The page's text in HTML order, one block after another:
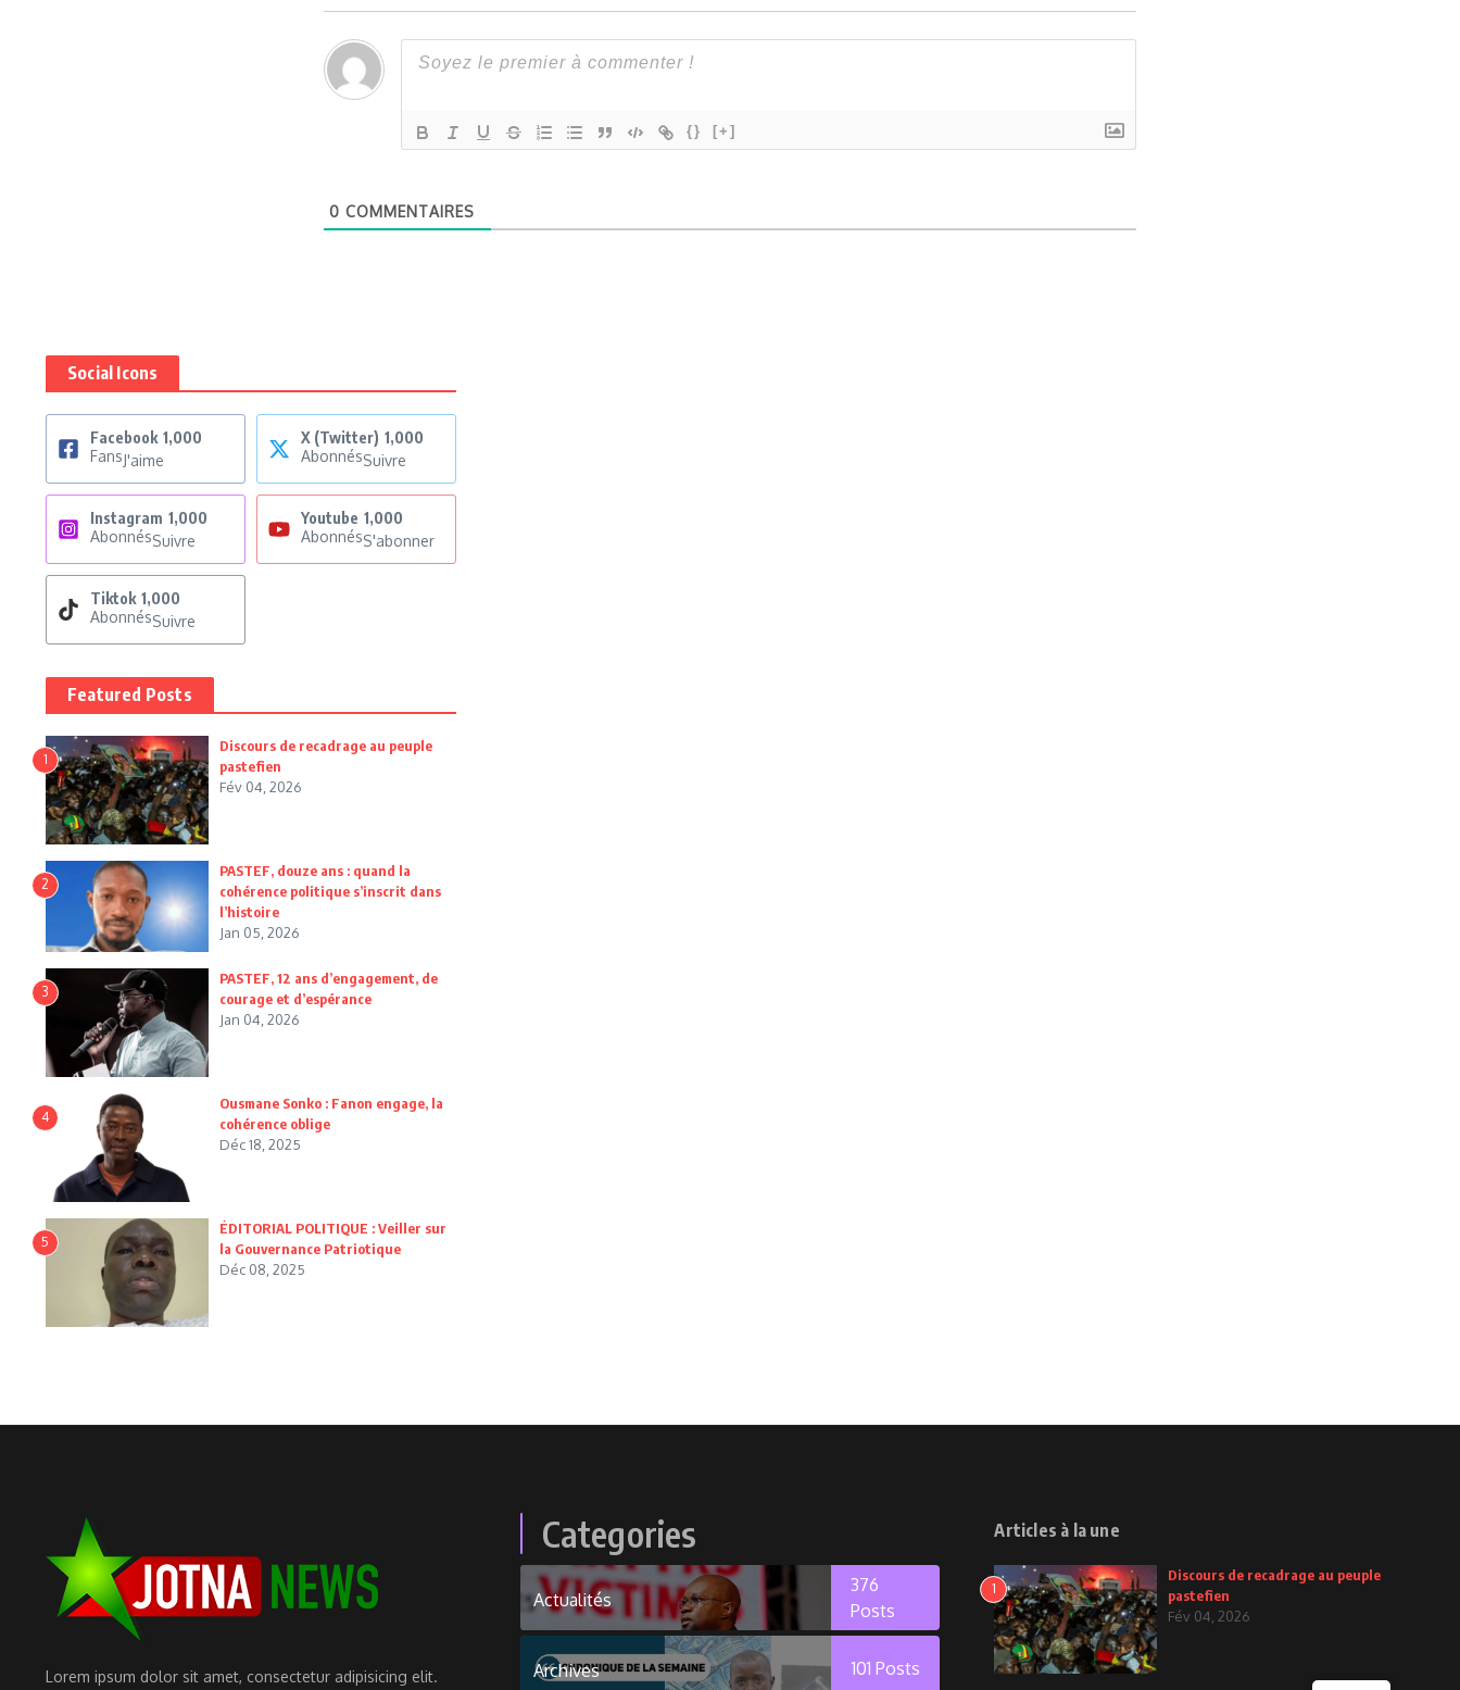
{} [+]
0 COMMENTAIRES
Social Icons
Facebook 1,000
FansJ'aime
X (Twitter) 1,000
AbonnésSuivre
Instagram 1,000
AbonnésSuivre
Youtube 1,000
AbonnésS'abonner
Tiktok 1,000
AbonnésSuivre
Featured Posts
1
Discours de recadrage au peuple
pastefien
Fév 04, 2026
2
PASTEF, douze ans : quand la
cohérence politique s’inscrit dans
l’histoire
Jan 05, 2026
3
PASTEF, 12 ans d’engagement, de
courage et d’espérance
Jan 04, 2026
4
Ousmane Sonko : Fanon engage, la
cohérence oblige
Déc 18, 2025
5
ÉDITORIAL POLITIQUE : Veiller sur
la Gouvernance Patriotique
Déc 08, 2025
Lorem ipsum dolor sit amet, consectetur adipisicing elit.
Categories
Actualités
376
Posts
Archives 101 Posts
Articles à la une
1
Discours de recadrage au peuple
pastefien
Fév 04, 2026